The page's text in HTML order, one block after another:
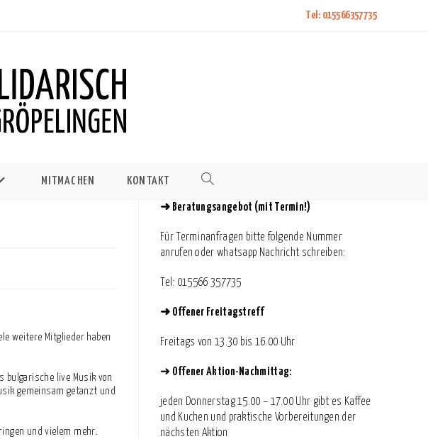
Tel: 015566357735
MITMACHEN KONTAKT WEBSITE-
UMSCHALTEN
weitere Mitglieder haben
bulgarische live Musik von
gemeinsam getanzt und
und vielem mehr.
➜ Beratungsangebot (mit Termin!)
Für Terminanfragen bitte folgende Nummer
anrufen oder whatsapp Nachricht schreiben:
⁨Tel: 015566 357735
➜ Offener Freitagstreff
Freitags von 13.30 bis 16.00 Uhr
➜ Offener Aktion-Nachmittag:
jeden Donnerstag 15.00 – 17.00 Uhr gibt es Kaffee
und Kuchen und praktische Vorbereitungen der
nächsten Aktion